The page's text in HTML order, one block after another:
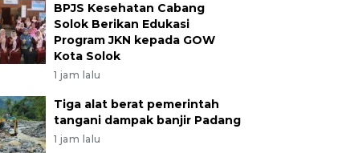
BPJS Kesehatan Cabang
Solok Berikan Edukasi
Program JKN kepada GOW
Kota Solok
1 jam lalu
Tiga alat berat pemerintah
tangani dampak banjir Padang
1 jam lalu